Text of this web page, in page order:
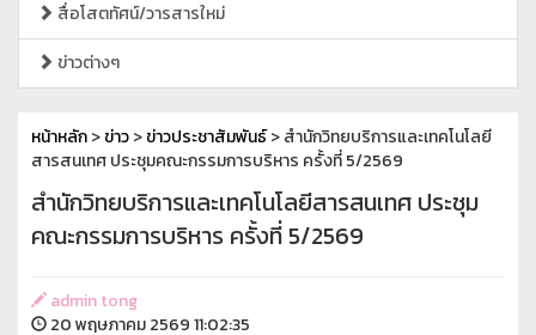
สื่อโสตทัศน์/วารสารใหม่
ข่าวต่างๆ
หน้าหลัก>ข่าว>ข่าวประชาสัมพันธ์> สำนักวิทยบริการและเทคโนโลยี
สารสนเทศ ประชุมคณะกรรมการบริหาร ครั้งที่ 5/2569
สำนักวิทยบริการและเทคโนโลยีสารสนเทศ ประชุม
คณะกรรมการบริหาร ครั้งที่ 5/2569
admin tong
20 พฤษภาคม 2569 11:02:35